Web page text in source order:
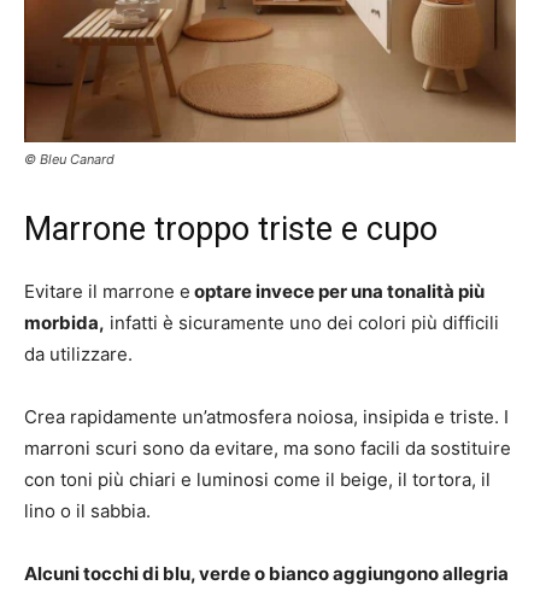
© Bleu Canard
Marrone troppo triste e cupo
Evitare il marrone e optare invece per una tonalità più
morbida, infatti è sicuramente uno dei colori più difficili
da utilizzare.
Crea rapidamente un’atmosfera noiosa, insipida e triste. I
marroni scuri sono da evitare, ma sono facili da sostituire
con toni più chiari e luminosi come il beige, il tortora, il
lino o il sabbia.
Alcuni tocchi di blu, verde o bianco aggiungono allegria